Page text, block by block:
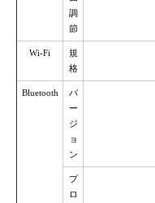
調
節
Wi-Fi
規
格
Bluetooth
バ
ー
ジ
ョ
ン
プ
ロ